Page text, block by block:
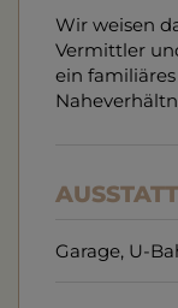
Wir weisen
Vermittler
ein
Garage U-